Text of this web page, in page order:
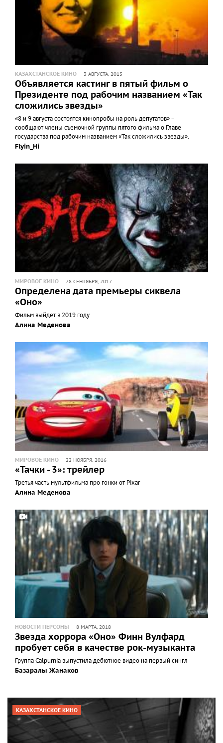
КАЗАХСТАНСКОЕ КИНО 3 АВГУСТА, 2015
Объявляется кастинг в пятый фильм о
Президенте под рабочим названием «Так
сложились звезды»
«8 и 9 августа состоятся кинопробы на роль депутатов» –
сообщают члены съемочной группы пятого фильма о Главе
государства под рабочим названием «Так сложились звезды».
Flyin_Hi
МИРОВОЕ КИНО 28 СЕНТЯБРЯ, 2017
Определена дата премьеры сиквела
«Оно»
Фильм выйдет в 2019 году
Алина Меденова
МИРОВОЕ КИНО 22 НОЯБРЯ, 2016
«Тачки - 3»: трейлер
Третья часть мультфильма про гонки от Pixar
Алина Меденова
НОВОСТИ ПЕРСОНЫ 8 МАРТА, 2018
Звезда хоррора «Оно» Финн Вулфард
пробует себя в качестве рок-музыканта
Группа Calpurnia выпустила дебютное видео на первый сингл
Базаралы Жанаков
КАЗАХСТАНСКОЕ КИНО